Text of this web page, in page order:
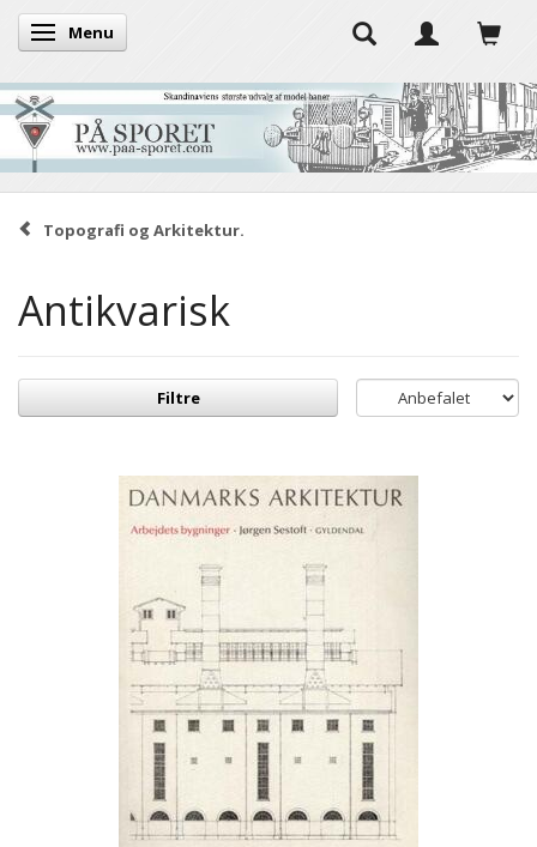
Skifte navigation
Menu
Topografi og Arkitektur.
Antikvarisk
Filtre